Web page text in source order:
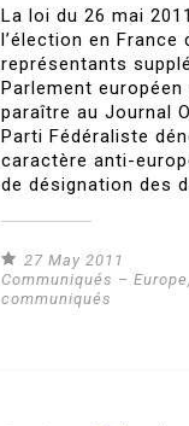
La loi du 26 mai
l’élection en France
représentants
Parlement européen
paraître au Journal
Parti Fédéraliste
caractère anti-
de désignation des
27 May 2011
Communiqués – Europe,
communiqués